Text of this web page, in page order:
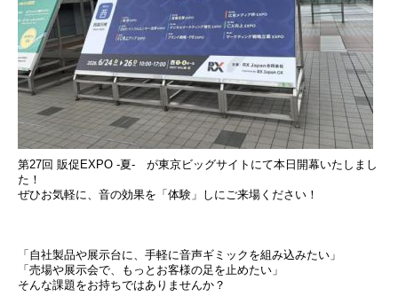
第27回 販促EXPO -夏- が東京ビッグサイトにて本日開幕いたしまし
た！
ぜひお気軽に、音の効果を「体験」しにご来場ください！
「自社製品や展示台に、手軽に音声ギミックを組み込みたい」
「売場や展示会で、もっとお客様の足を止めたい」
そんな課題をお持ちではありませんか？